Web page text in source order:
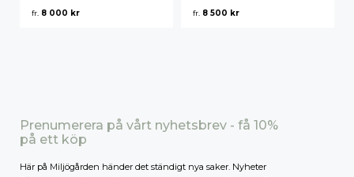
fr. 8 000 kr fr. 8 500 kr
Prenumerera på vårt nyhetsbrev - få 10%
på ett köp
Här på Miljögården händer det ständigt nya saker. Nyheter